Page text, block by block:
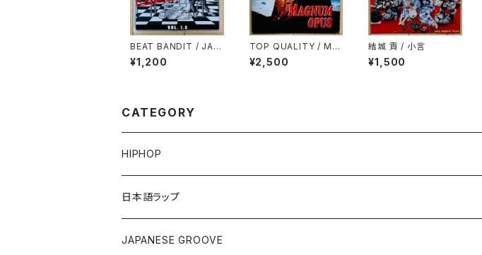
BEAT BANDIT / JAP
ANESE STRICTLY B
REAKS & BEATS VO
¥1,200
TOP QUALITY / MA
GNUM OPUS
¥2,500
結城 貢 / 小言
¥1,500
CATEGORY
HIPHOP
12"/7"
80'S OLD SCHOOL
LP
日本語ラップ
12"/7"
JAPANESE GROOVE